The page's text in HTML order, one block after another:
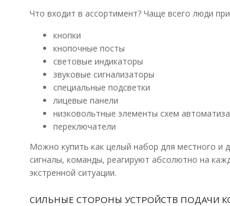
Что входит в ассортимент? Чаще всего люди
кнопки
кнопочные посты
световые индикаторы
звуковые сигнализаторы
специальные подсветки
лицевые панели
низковольтные элементы схем
переключатели
Можно купить как целый набор для местного и
сигналы, команды, реагируют абсолютно на
экстренной ситуации.
СИЛЬНЫЕ СТОРОНЫ УСТРОЙСТВ ПОДАЧИ